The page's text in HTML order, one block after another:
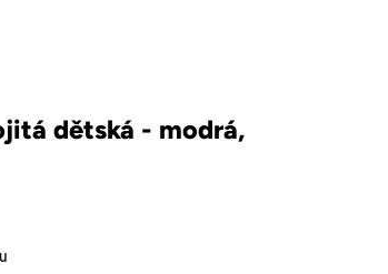
dětská - modrá,